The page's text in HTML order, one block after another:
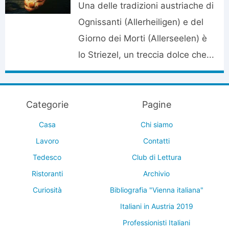
Una delle tradizioni austriache di
Ognissanti (Allerheiligen) e del
Giorno dei Morti (Allerseelen) è
lo Striezel, un treccia dolce che...
Categorie
Casa
Lavoro
Tedesco
Ristoranti
Curiosità
Pagine
Chi siamo
Contatti
Club di Lettura
Archivio
Bibliografia "Vienna italiana"
Italiani in Austria 2019
Professionisti Italiani